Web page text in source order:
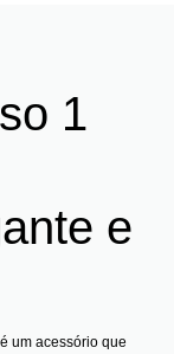
1
e
é um acessório que